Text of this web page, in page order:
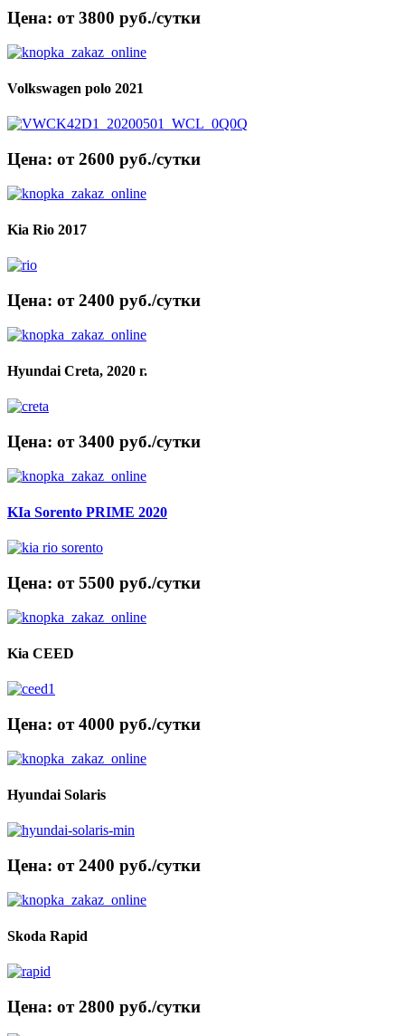
Цена: от 3800 руб./сутки
Volkswagen polo 2021
Цена: от 2600 руб./сутки
Kia Rio 2017
Цена: от 2400 руб./сутки
Hyundai Creta, 2020 г.
Цена: от 3400 руб./сутки
KIa Sorento PRIME 2020
Цена: от 5500 руб./сутки
Kia CEED
Цена: от 4000 руб./сутки
Hyundai Solaris
Цена: от 2400 руб./сутки
Skoda Rapid
Цена: от 2800 руб./сутки